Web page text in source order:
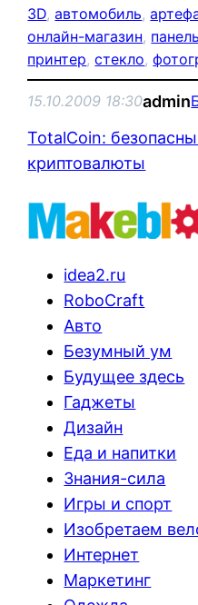
3D, автомобиль,
онлайн-магазин, панель
принтер, стекло,
15.10.2009 18:30admin
TotalCoin:
криптовалюты
idea2.ru
RoboCraft
Авто
Безумный ум
Будущее здесь
Гаджеты
Дизайн
Еда и напитки
Знания-сила
Игры и спорт
Изобретаем
Интернет
Маркетинг